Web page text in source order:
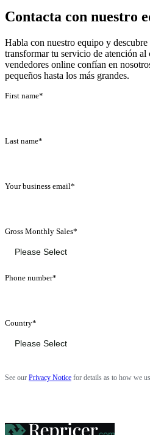
Contacta con nuestro
Habla con nuestro equipo y
transformar tu servicio de atención
vendedores online confían en
pequeños hasta los más grandes.
First name*
Last name*
Your business email*
Gross Monthly Sales*
Phone number*
Country*
See our Privacy Notice for details as to how we